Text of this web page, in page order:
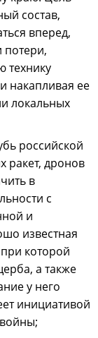
состав,
вперед,
технику
накапливая ее
локальных
российской
ракет, дронов
в
с
и
известная
которой
а также
у него
инициативой